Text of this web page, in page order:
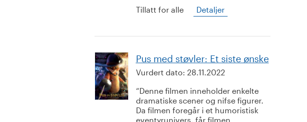
Tillatt for alle
Detaljer
Pus med støvler: Et siste ønske
Vurdert dato: 28.11.2022
Denne filmen inneholder enkelte
dramatiske scener og nifse figurer.
Da filmen foregår i et humoristisk
eventyrunivers, får filmen